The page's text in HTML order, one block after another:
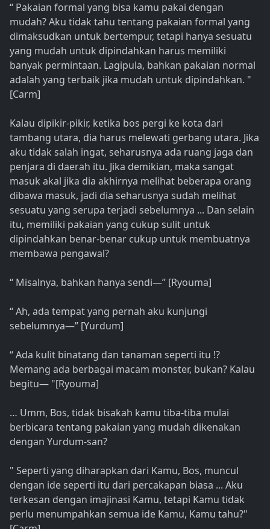
“ Pakaian formal yang bisa kamu pakai dengan
mudah? Aku tidak tahu tentang pakaian formal yang
dimaksudkan untuk bertempur, tetapi hanya sesuatu
yang mudah untuk dipindahkan harus memiliki
banyak permintaan. Lagipula, bahkan pakaian normal
adalah yang terbaik jika mudah untuk dipindahkan. "
[Carm]
Kalau dipikir-pikir, ketika bos pergi ke kota dari
tambang utara, dia harus melewati gerbang utara. Jika
aku tidak salah ingat, seharusnya ada ruang jaga dan
penjara di daerah itu. Jika demikian, maka sangat
masuk akal jika dia akhirnya melihat beberapa orang
dibawa masuk, jadi dia seharusnya sudah melihat
sesuatu yang serupa terjadi sebelumnya ... Dan selain
itu, memiliki pakaian yang cukup sulit untuk
dipindahkan benar-benar cukup untuk membuatnya
membawa pengawal?
“ Misalnya, bahkan hanya sendi—” [Ryouma]
“ Ah, ada tempat yang pernah aku kunjungi
sebelumnya—” [Yurdum]
“ Ada kulit binatang dan tanaman seperti itu !?
Memang ada berbagai macam monster, bukan? Kalau
begitu— "[Ryouma]
… Umm, Bos, tidak bisakah kamu tiba-tiba mulai
berbicara tentang pakaian yang mudah dikenakan
dengan Yurdum-san?
" Seperti yang diharapkan dari Kamu, Bos, muncul
dengan ide seperti itu dari percakapan biasa ... Aku
terkesan dengan imajinasi Kamu, tetapi Kamu tidak
perlu menumpahkan semua ide Kamu, Kamu tahu?"